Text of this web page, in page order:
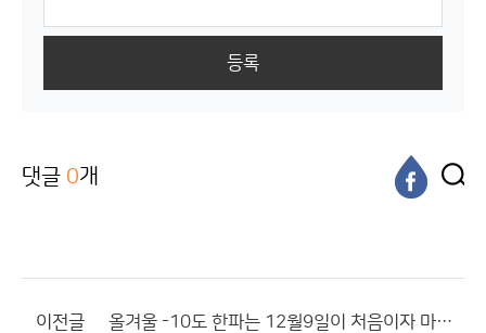
등록
댓글 0개
이전글 올겨울 -10도 한파는 12월9일이 처음이자 마지막일듯.